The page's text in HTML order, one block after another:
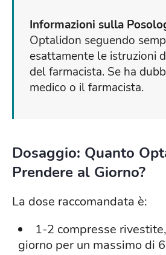
Informazioni sulla
Optalidon seguendo
esattamente le istruzioni
del farmacista. Se ha
medico o il farmacista.
Dosaggio: Quanto
Prendere al Giorno?
La dose raccomandata è:
1-2 compresse
giorno per un massimo di